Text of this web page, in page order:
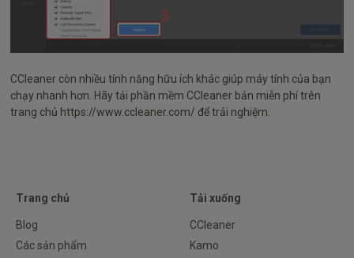
CCleaner còn nhiều tính năng hữu ích khác giúp máy tính của bạn
chạy nhanh hơn. Hãy tải phần mềm CCleaner bản miễn phí trên
trang chủ https://www.ccleaner.com/ để trải nghiệm.
Trang chủ
Blog
Các sản phẩm
Tải xuống
CCleaner
Kamo